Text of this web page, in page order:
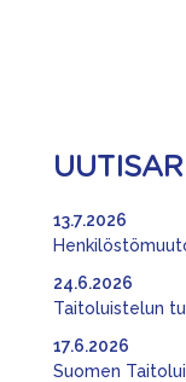
13.7.2026
Taitoluistelun
24.6.2026
Suomen
17.6.2026